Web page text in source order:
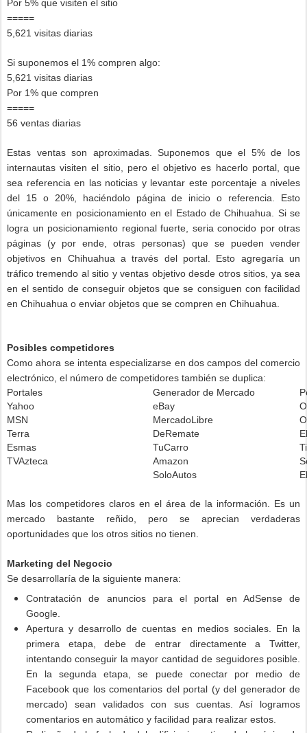
Por 5% que visiten el sitio
=====
5,621 visitas diarias
Si suponemos el 1% compren algo:
5,621 visitas diarias
Por 1% que compren
=====
56 ventas diarias
Estas ventas son aproximadas. Suponemos que el 5% de los
internautas visiten el sitio, pero el objetivo es hacerlo portal, que
sea referencia en las noticias y levantar este porcentaje a niveles
del 15 o 20%, haciéndolo página de inicio o referencia. Esto
únicamente en posicionamiento en el Estado de Chihuahua. Si se
logra un posicionamiento regional fuerte, seria conocido por otras
páginas (y por ende, otras personas) que se pueden vender
objetivos en Chihuahua a través del portal. Esto agregaría un
tráfico tremendo al sitio y ventas objetivo desde otros sitios, ya sea
en el sentido de conseguir objetos que se consiguen con facilidad
en Chihuahua o enviar objetos que se compren en Chihuahua.
Posibles competidores
Como ahora se intenta especializarse en dos campos del comercio
electrónico, el número de competidores también se duplica:
Portales
Generador de Mercado
Yahoo
eBay
MSN
MercadoLibre
Terra
DeRemate
Esmas
TuCarro
TVAzteca
Amazon
SoloAutos
Mas los competidores claros en el área de la información. Es un
mercado bastante reñido, pero se aprecian verdaderas
oportunidades que los otros sitios no tienen.
Marketing del Negocio
Se desarrollaría de la siguiente manera:
Contratación de anuncios para el portal en AdSense de
Google.
Apertura y desarrollo de cuentas en medios sociales. En la
primera etapa, debe de entrar directamente a Twitter,
intentando conseguir la mayor cantidad de seguidores posible.
En la segunda etapa, se puede conectar por medio de
Facebook que los comentarios del portal (y del generador de
mercado) sean validados con sus cuentas. Así logramos
comentarios en automático y facilidad para realizar estos.